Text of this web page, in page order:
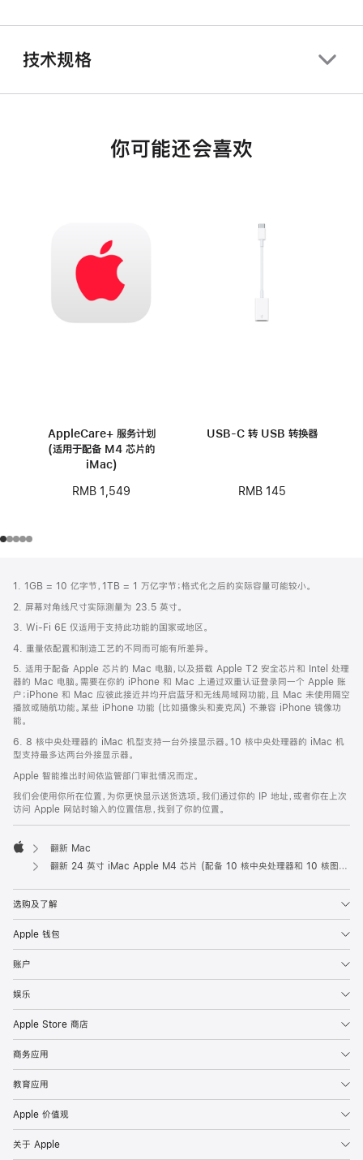
技术规格
你可能还会喜欢
AppleCare+ 服务计划
(适用于配备 M4 芯片的
iMac)
RMB 1,549
USB-C 转 USB 转换器
RMB 145
页
脚
注
1. 1GB = 10 亿字节，1TB = 1 万亿字节；格式化之后的实际容量可能较小。
2. 屏幕对角线尺寸实际测量为 23.5 英寸。
3. Wi-Fi 6E 仅适用于支持此功能的国家或地区。
4. 重量依配置和制造工艺的不同而可能有所差异。
5. 适用于配备 Apple 芯片的 Mac 电脑，以及搭载 Apple T2 安全芯片和 Intel 处理
器的 Mac 电脑。需要在你的 iPhone 和 Mac 上通过双重认证登录同一个 Apple 账
户；iPhone 和 Mac 应彼此接近并均开启蓝牙和无线局域网功能，且 Mac 未使用隔空
播放或随航功能。某些 iPhone 功能 (比如摄像头和麦克风) 不兼容 iPhone 镜像功
能。
6. 8 核中央处理器的 iMac 机型支持一台外接显示器。10 核中央处理器的 iMac 机
型支持最多达两台外接显示器。
Apple 智能推出时间依监管部门审批情况而定。
我们会使用你所在位置，为你更快显示送货选项。我们通过你的 IP 地址，或者你在上次
访问 Apple 网站时输入的位置信息，找到了你的位置。
Apple
翻新 Mac
翻新 24 英寸 iMac Apple M4 芯片 (配备 10 核中央处理器和 10 核图形处理器) 以及千兆以太网端口和纳米纹理玻璃面板 - 蓝色
选购及了解
Apple 钱包
账户
娱乐
Apple Store 商店
商务应用
教育应用
Apple 价值观
关于 Apple